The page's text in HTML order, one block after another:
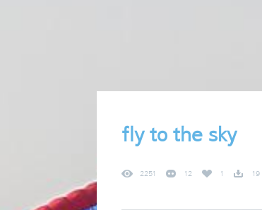
fly to the sky
2251 12 1 19